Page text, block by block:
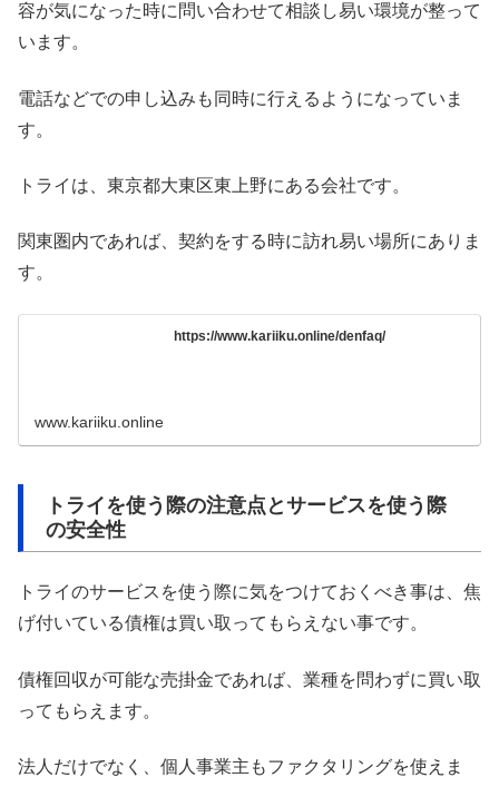
容が気になった時に問い合わせて相談し易い環境が整って
います。
電話などでの申し込みも同時に行えるようになっていま
す。
トライは、東京都大東区東上野にある会社です。
関東圏内であれば、契約をする時に訪れ易い場所にありま
す。
https://www.kariiku.online/denfaq/
www.kariiku.online
トライを使う際の注意点とサービスを使う際
の安全性
トライのサービスを使う際に気をつけておくべき事は、焦
げ付いている債権は買い取ってもらえない事です。
債権回収が可能な売掛金であれば、業種を問わずに買い取
ってもらえます。
法人だけでなく、個人事業主もファクタリングを使えま